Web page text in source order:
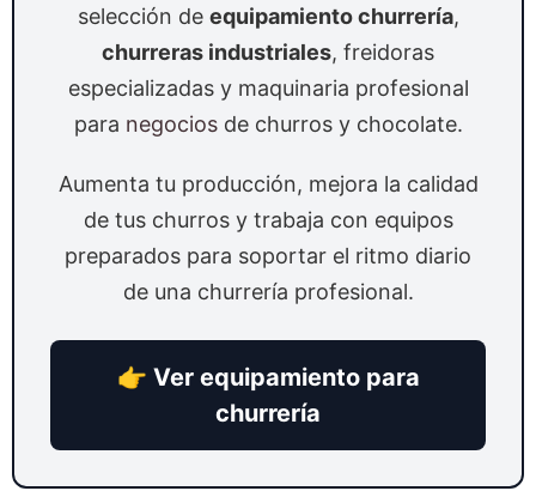
selección de equipamiento churrería,
churreras industriales, freidoras
especializadas y maquinaria profesional
para negociosde churros y chocolate.
Aumenta tu producción, mejora la calidad
de tus churros y trabaja con equipos
preparados para soportar el ritmo diario
de una churrería profesional.
👉 Ver equipamiento para
churrería